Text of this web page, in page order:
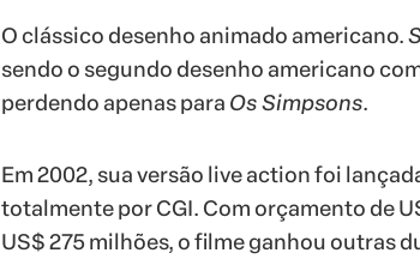
O clássico desenho animado americano.
sendo o segundo desenho americano
perdendo apenas para Os Simpsons.
Em 2002, sua versão live action foi
totalmente por CGI. Com orçamento de
US$ 275 milhões, o filme ganhou outras